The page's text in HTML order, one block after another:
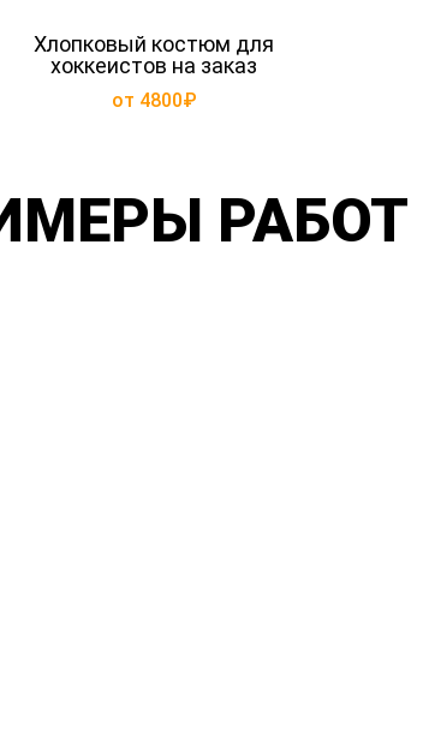
Хлопковый костюм для
хоккеистов на заказ
от 4800₽
РАБОТ